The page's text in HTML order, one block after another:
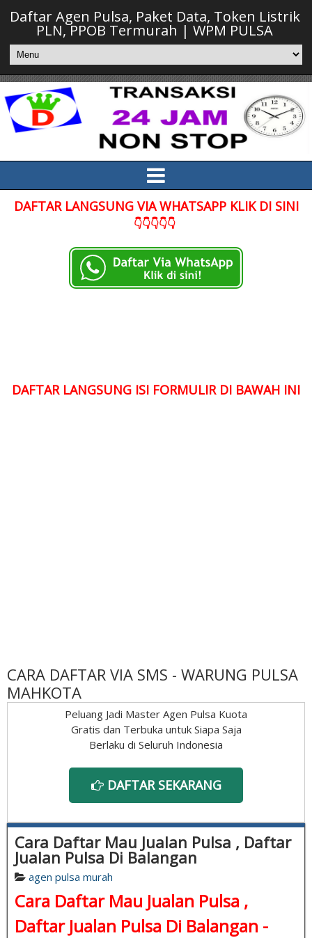
Daftar Agen Pulsa, Paket Data, Token Listrik
PLN, PPOB Termurah | WPM PULSA
DAFTAR LANGSUNG VIA WHATSAPP KLIK DI SINI
👇👇👇👇👇
DAFTAR LANGSUNG ISI FORMULIR DI BAWAH INI
CARA DAFTAR VIA SMS - WARUNG PULSA
MAHKOTA
Peluang Jadi Master Agen Pulsa Kuota
Gratis dan Terbuka untuk Siapa Saja
Berlaku di Seluruh Indonesia
DAFTAR SEKARANG
Cara Daftar Mau Jualan Pulsa , Daftar
Jualan Pulsa Di Balangan
agen pulsa murah
Cara Daftar Mau Jualan Pulsa ,
Daftar Jualan Pulsa Di Balangan -